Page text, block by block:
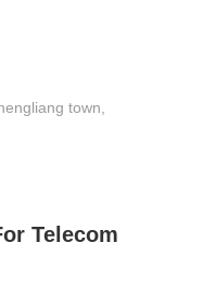
town,
Telecom